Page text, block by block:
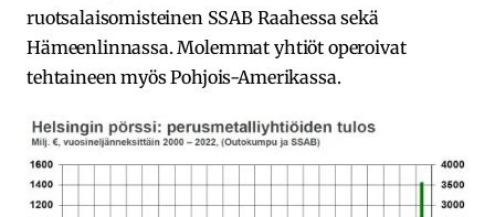
ruotsalaisomisteinen SSAB Raahessa sekä
Hämeenlinnassa. Molemmat yhtiöt operoivat
tehtaineen myös Pohjois-Amerikassa.